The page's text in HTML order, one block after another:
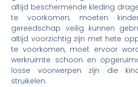
altijd beschermende kleding
te voorkomen, moeten
gereedschap veilig kunnen
altijd voorzichtig zijn met hete
te voorkomen, moet ervoor
werkruimte schoon en
losse voorwerpen zijn die
struikelen.